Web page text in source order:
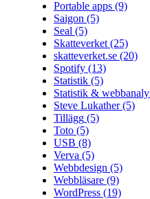
Portable apps (9)
Saigon (5)
Seal (5)
Skatteverket (25)
skatteverket.se (20)
Spotify (13)
Statistik (5)
Statistik &
Steve Lukather(5)
Tillägg (5)
Toto (5)
USB (8)
Verva (5)
Webbdesign (5)
Webbläsare (9)
WordPress (19)